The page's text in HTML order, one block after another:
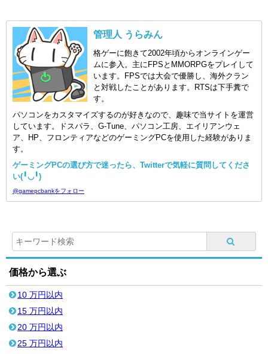
管理人 うらみん
格ゲーに飽きて2002年頃からオンラインゲー
ムに参入。主にFPSとMMORPGをプレイして
います。FPSでは大会で優勝し、海外クラン
と対戦したことがあります。RTSは下手糞で
す。
パソコンをカスタマイズするのが好きなので、趣味で当サイトを運営
しています。ドスパラ、G-Tune、パソコン工房、エイリアンウェ
ア、HP、フロンティアなどのゲーミングPCを使用した経験がありま
す。
ゲーミングPCの選び方で迷ったら、Twitterで気軽に質問してくださ
い(╹◡╹)
@gamepcbankをフォロー
価格から選ぶ
10 万円以内
15 万円以内
20 万円以内
25 万円以内